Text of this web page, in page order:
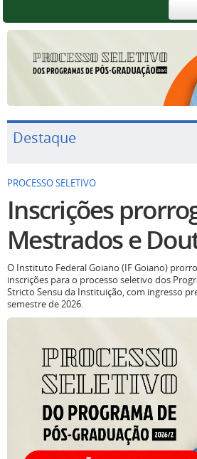
Destaque
PROCESSO SELETIVO
Inscrições
Mestrados e
O Instituto Federal Goiano (IF Goiano)
inscrições para o processo seletivo dos
Stricto Sensu da Instituição, com ingresso
semestre de 2026.